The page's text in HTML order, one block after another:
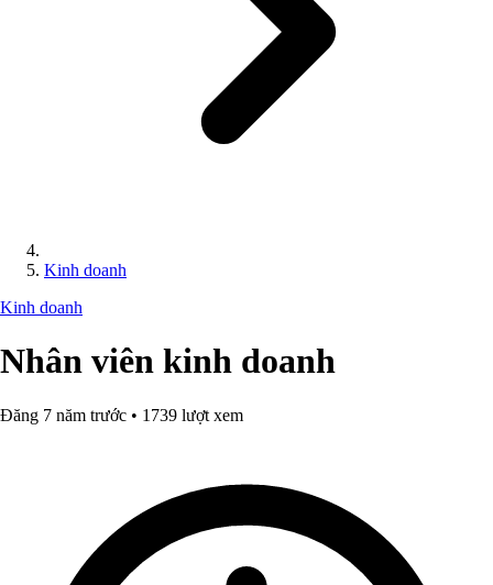
Kinh doanh
Kinh doanh
Nhân viên kinh doanh
Đăng 7 năm trước • 1739 lượt xem